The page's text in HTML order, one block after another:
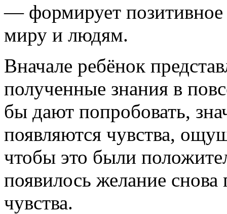
— формирует
миру и людям.
Вначале ребёнок
полученные знания в
бы дают попробовать,
появляются чувства,
чтобы это были
появилось желание снова
чувства.